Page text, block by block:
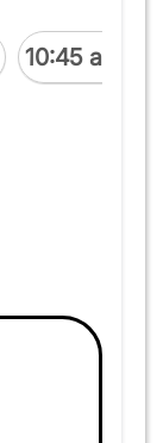
10:45 am